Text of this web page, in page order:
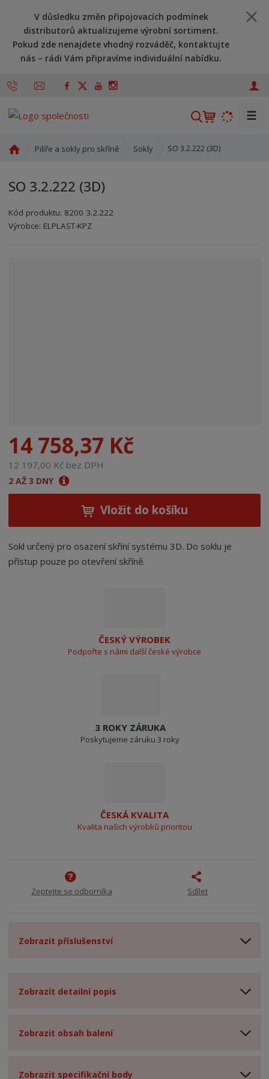
V důsledku změn připojovacích podmínek
distributorů aktualizujeme výrobní sortiment.
Pokud zde nenajdete vhodný rozváděč, kontaktujte
nás – rádi Vám připravíme individuální nabídku.
V
h
☰
d
í
s
Pilíře a sokly pro skříně Sokly SO 3.2.222 (3D)
SO 3.2.222 (3D)
Kód produktu: 8200 3.2.222
Kód výrobce: 8595208622502
Kód dodavatele:8595208622502
Výrobce: ELPLAST-KPZ
14 758,37 Kč
12 197,00 Kč bez DPH
2 AŽ 3 DNY
Vložit do košíku
Sokl určený pro osazení skříní systému 3D. Do soklu je
přístup pouze po otevření skříně.
ČESKÝ VÝROBEK
Podpořte s námi další české výrobce
3 ROKY ZÁRUKA
Poskytujeme záruku 3 roky
ČESKÁ KVALITA
Kvalita našich výrobků prioritou
Zeptejte se odborníka Sdílet
Zobrazit příslušenství
Zobrazit detailní popis
Zobrazit obsah balení
Zobrazit specifikační body